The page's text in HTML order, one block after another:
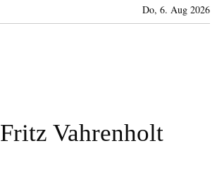
Do, 6. Aug 2026
Fritz Vahrenholt